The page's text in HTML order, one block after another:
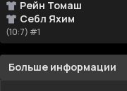
Рейн Томаш
Себл Яхим
(10:7) #1
Больше информации